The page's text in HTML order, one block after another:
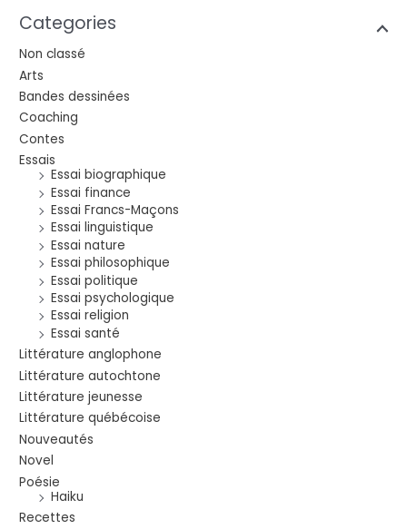
Categories
Non classé
Arts
Bandes dessinées
Coaching
Contes
Essais
Essai biographique
Essai finance
Essai Francs-Maçons
Essai linguistique
Essai nature
Essai philosophique
Essai politique
Essai psychologique
Essai religion
Essai santé
Littérature anglophone
Littérature autochtone
Littérature jeunesse
Littérature québécoise
Nouveautés
Novel
Poésie
Haiku
Recettes